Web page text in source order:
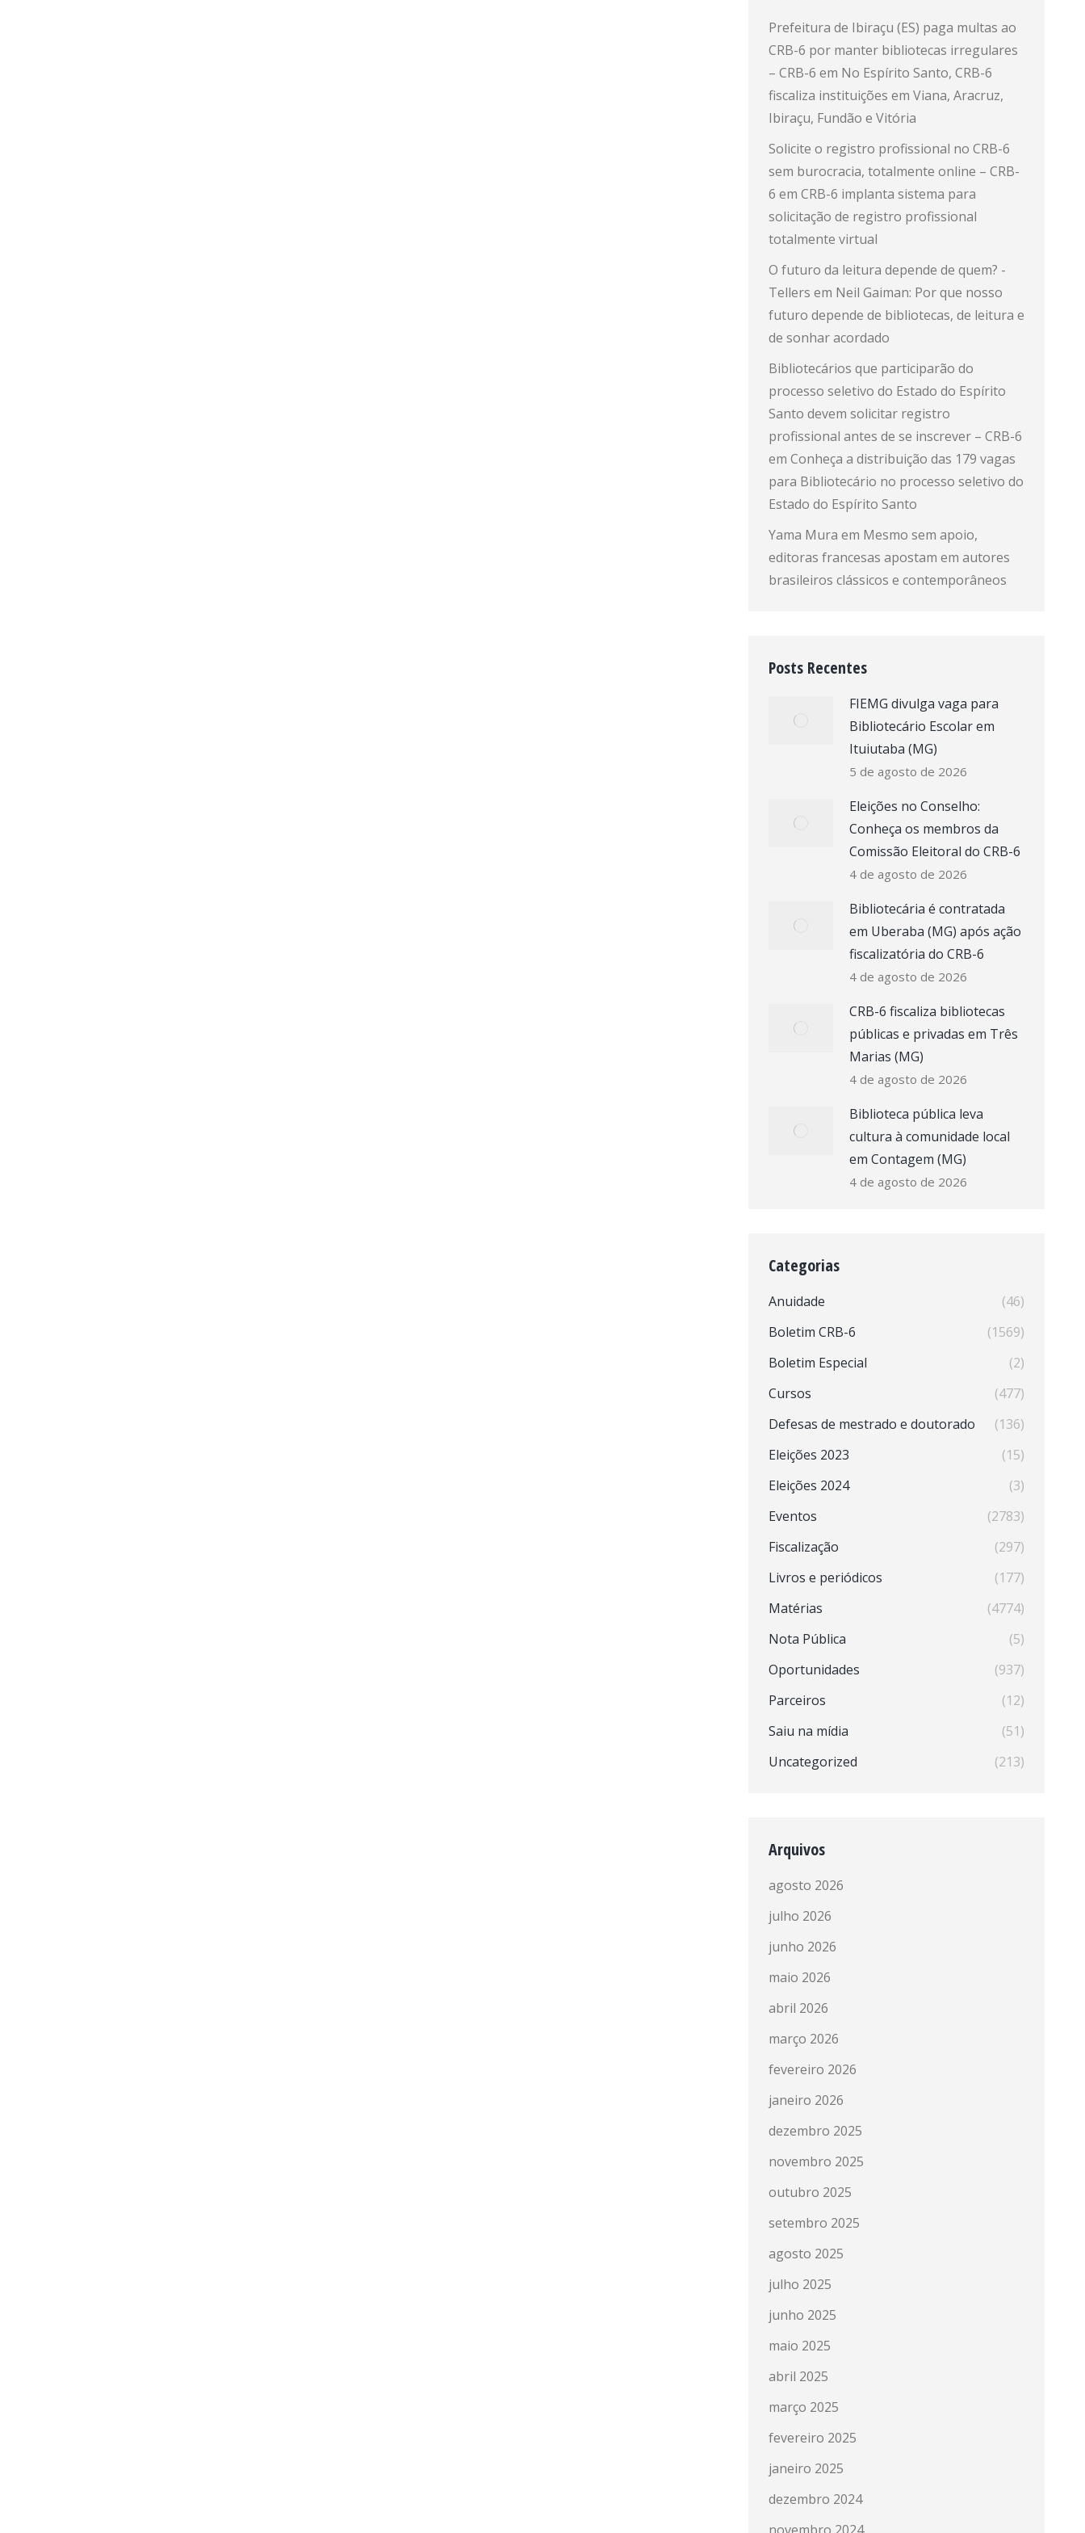
Prefeitura de Ibiraçu (ES) paga multas ao
CRB-6 por manter bibliotecas irregulares
– CRB-6 em No Espírito Santo, CRB-6
fiscaliza instituições em Viana, Aracruz,
Ibiraçu, Fundão e Vitória
Solicite o registro profissional no CRB-6
sem burocracia, totalmente online – CRB-
6 em CRB-6 implanta sistema para
solicitação de registro profissional
totalmente virtual
O futuro da leitura depende de quem? -
Tellers em Neil Gaiman: Por que nosso
futuro depende de bibliotecas, de leitura e
de sonhar acordado
Bibliotecários que participarão do
processo seletivo do Estado do Espírito
Santo devem solicitar registro
profissional antes de se inscrever – CRB-6
em Conheça a distribuição das 179 vagas
para Bibliotecário no processo seletivo do
Estado do Espírito Santo
Yama Mura em Mesmo sem apoio,
editoras francesas apostam em autores
brasileiros clássicos e contemporâneos
Posts Recentes
FIEMG divulga vaga para
Bibliotecário Escolar em
Ituiutaba (MG)
5 de agosto de 2026
Eleições no Conselho:
Conheça os membros da
Comissão Eleitoral do CRB-6
4 de agosto de 2026
Bibliotecária é contratada
em Uberaba (MG) após ação
fiscalizatória do CRB-6
4 de agosto de 2026
CRB-6 fiscaliza bibliotecas
públicas e privadas em Três
Marias (MG)
4 de agosto de 2026
Biblioteca pública leva
cultura à comunidade local
em Contagem (MG)
4 de agosto de 2026
Categorias
Anuidade
(46)
Boletim CRB-6
(1569)
Boletim Especial
(2)
Cursos
(477)
Defesas de mestrado e doutorado
(136)
Eleições 2023
(15)
Eleições 2024
(3)
Eventos
(2783)
Fiscalização
(297)
Livros e periódicos
(177)
Matérias
(4774)
Nota Pública
(5)
Oportunidades
(937)
Parceiros
(12)
Saiu na mídia
(51)
Uncategorized
(213)
Arquivos
agosto 2026
julho 2026
junho 2026
maio 2026
abril 2026
março 2026
fevereiro 2026
janeiro 2026
dezembro 2025
novembro 2025
outubro 2025
setembro 2025
agosto 2025
julho 2025
junho 2025
maio 2025
abril 2025
março 2025
fevereiro 2025
janeiro 2025
dezembro 2024